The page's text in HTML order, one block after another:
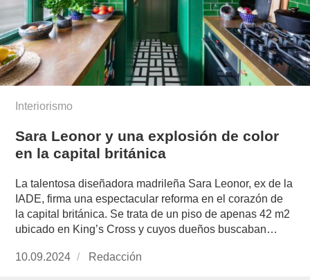
Interiorismo
Sara Leonor y una explosión de color
en la capital británica
La talentosa diseñadora madrileña Sara Leonor, ex de la
IADE, firma una espectacular reforma en el corazón de
la capital británica. Se trata de un piso de apenas 42 m2
ubicado en King’s Cross y cuyos dueños buscaban…
Publicado
10.09.2024 https://www.experimenta.es/author/redaccion/
Redacción